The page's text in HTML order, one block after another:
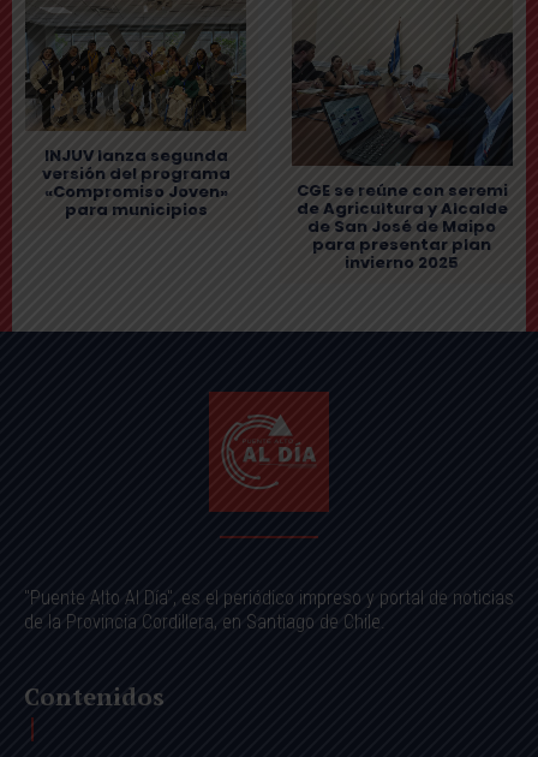
INJUV lanza segunda
versión del programa
«Compromiso Joven»
para municipios
CGE se reúne con seremi
de Agricultura y Alcalde
de San José de Maipo
para presentar plan
invierno 2025
"Puente Alto Al Día", es el periódico impreso y portal de noticias
de la Provincia Cordillera, en Santiago de Chile.
Contenidos